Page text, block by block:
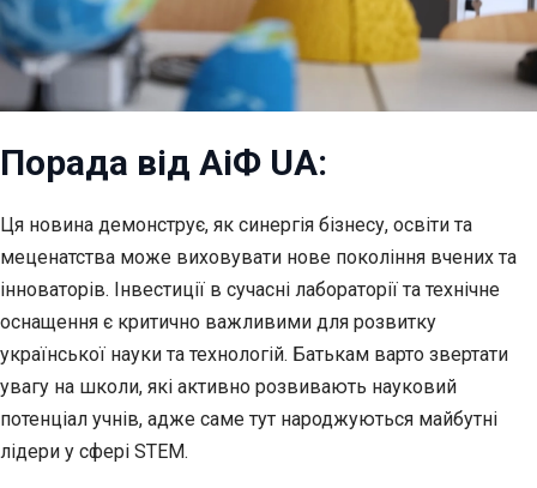
Порада від АіФ UA:
Ця новина демонструє, як синергія бізнесу, освіти та
меценатства може виховувати нове покоління вчених та
інноваторів. Інвестиції в сучасні лабораторії та технічне
оснащення є критично важливими для розвитку
української науки та технологій. Батькам варто звертати
увагу на школи, які активно розвивають науковий
потенціал учнів, адже саме тут народжуються майбутні
лідери у сфері STEM.